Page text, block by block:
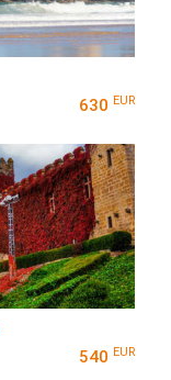
630 EUR
540 EUR